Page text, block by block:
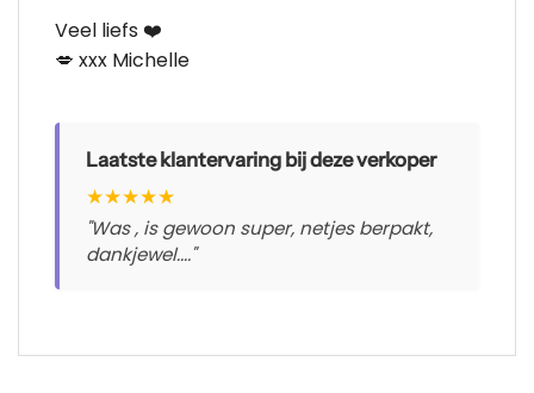
Veel liefs ❤️
💋 xxx Michelle
Laatste klantervaring bij deze verkoper
★★★★★
"Was , is gewoon super, netjes berpakt,
dankjewel...."